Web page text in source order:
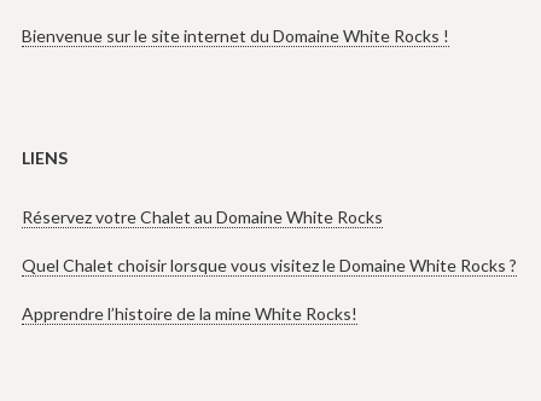
Bienvenue sur le site internet du Domaine White Rocks !
LIENS
Réservez votre Chalet au Domaine White Rocks
Quel Chalet choisir lorsque vous visitez le Domaine White Rocks ?
Apprendre l’histoire de la mine White Rocks!